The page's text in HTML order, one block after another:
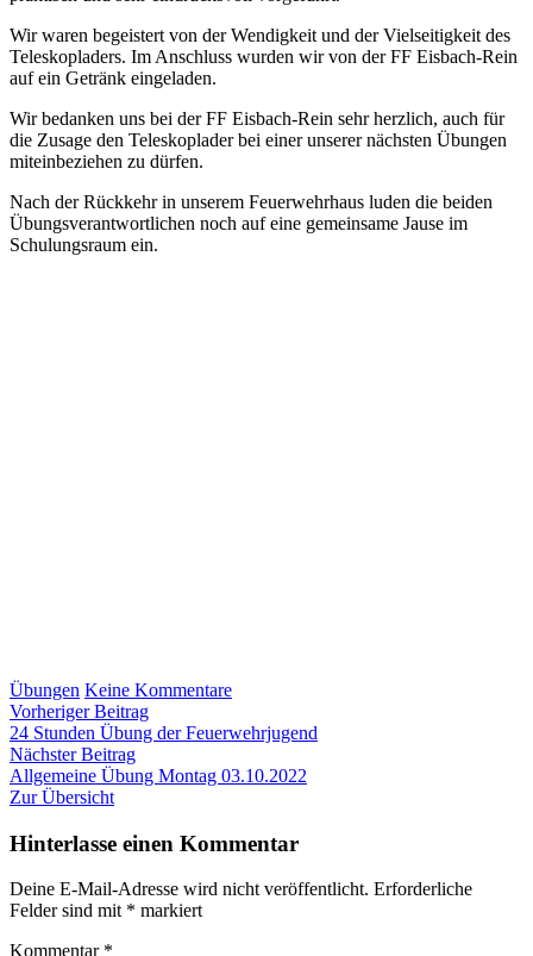
Wir waren begeistert von der Wendigkeit und der Vielseitigkeit des
Teleskopladers. Im Anschluss wurden wir von der FF Eisbach-Rein
auf ein Getränk eingeladen.
Wir bedanken uns bei der FF Eisbach-Rein sehr herzlich, auch für
die Zusage den Teleskoplader bei einer unserer nächsten Übungen
miteinbeziehen zu dürfen.
Nach der Rückkehr in unserem Feuerwehrhaus luden die beiden
Übungsverantwortlichen noch auf eine gemeinsame Jause im
Schulungsraum ein.
Übungen Keine Kommentarezu
Übung
Beitragsnavigation
Vorheriger BeitragVorheriger
Beitrag:
24 Stunden Übung der Feuerwehrjugend
Nächster BeitragNächster
Beitrag:
Allgemeine Übung Montag 03.10.2022
Zur Übersicht
Hinterlasse einen Kommentar
Deine E-Mail-Adresse wird nicht veröffentlicht. Erforderliche
Felder sind mit * markiert
Kommentar *